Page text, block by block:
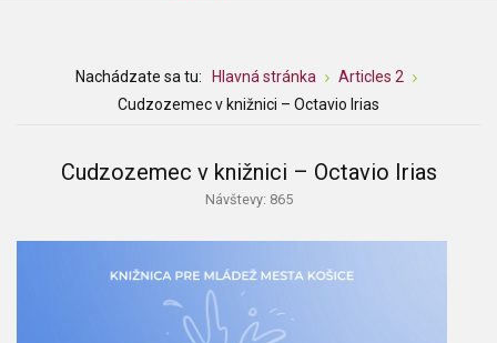
Nachádzate sa tu: Hlavná stránka
Articles 2
Cudzozemec v knižnici – Octavio Irias
Cudzozemec v knižnici – Octavio Irias
Návštevy: 865